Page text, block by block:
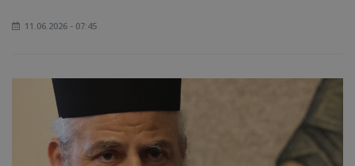
11.06.2026 - 07:45